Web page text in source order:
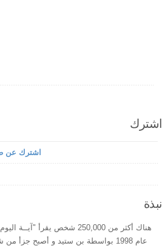
اشترك
اشترك عن
نبذة
هناك أكثر من 250,000 شخص يقرأ
عام 1998 بواسطة بن ستيد و أصبح جزأ من شبكة Heartlight فى عام 2000